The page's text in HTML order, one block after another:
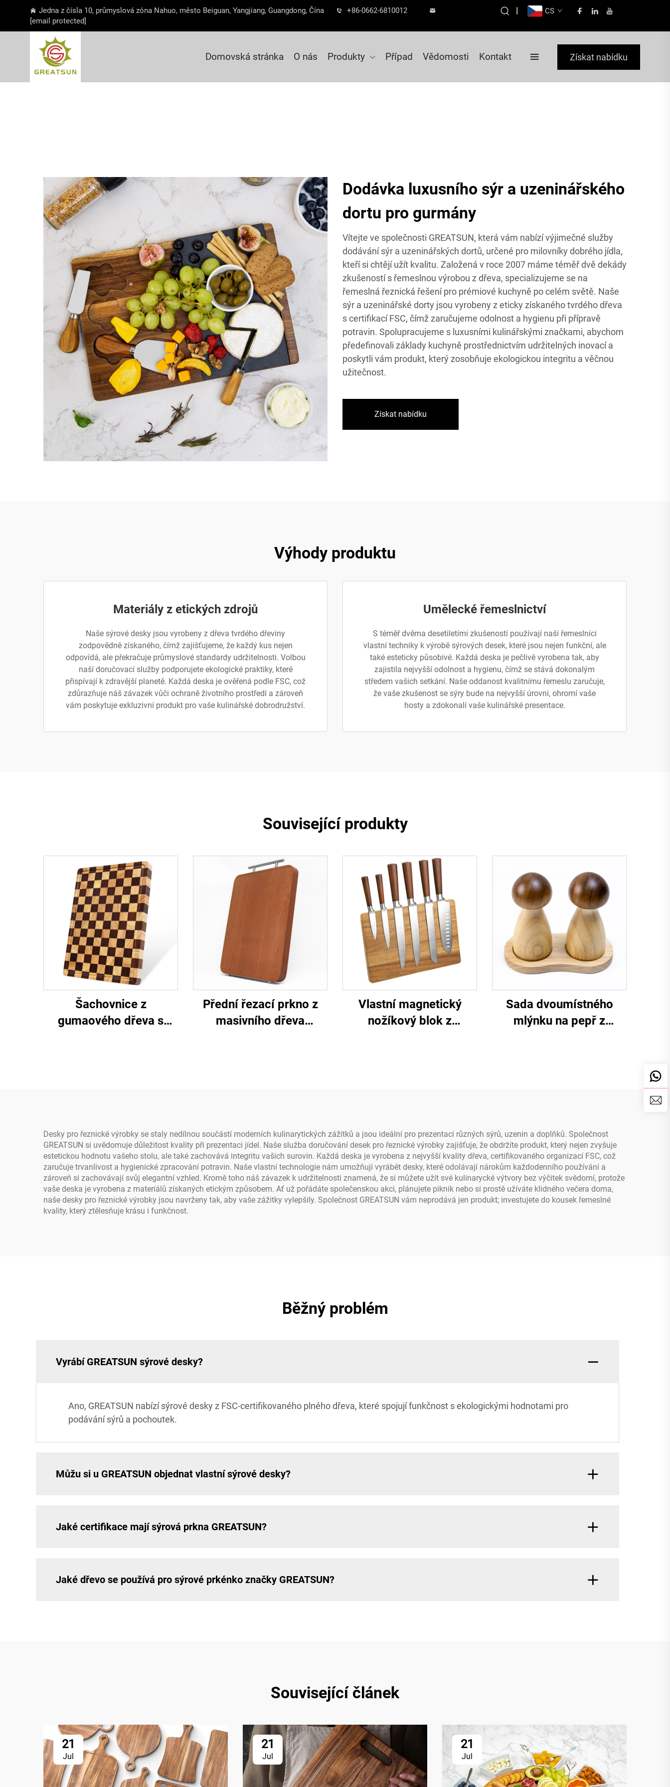
Jedna z čísla 10, průmyslová zóna Nahuo, město Beiguan, Yangjiang, Guangdong, Čína
+86-0662-6810012
[email protected]
| CS
Domovská stránka O nás Produkty Případ Vědomosti Kontakt Získat nabídku
Dodávka luxusního sýr a uzeninářského
dortu pro gurmány
Vítejte ve společnosti GREATSUN, která vám nabízí výjimečné služby
dodávání sýr a uzeninářských dortů, určené pro milovníky dobrého jídla,
kteří si chtějí užít kvalitu. Založená v roce 2007 máme téměř dvě dekády
zkušeností s řemeslnou výrobou z dřeva, specializujeme se na
řemeslná řeznická řešení pro prémiové kuchyně po celém světě. Naše
sýr a uzeninářské dorty jsou vyrobeny z eticky získaného tvrdého dřeva
s certifikací FSC, čímž zaručujeme odolnost a hygienu při přípravě
potravin. Spolupracujeme s luxusními kulinářskými značkami, abychom
předefinovali základy kuchyně prostřednictvím udržitelných inovací a
poskytli vám produkt, který zosobňuje ekologickou integritu a věčnou
užitečnost.
Získat nabídku
Výhody produktu
Materiály z etických zdrojů
Naše sýrové desky jsou vyrobeny z dřeva tvrdého dřeviny
zodpovědně získaného, čímž zajišťujeme, že každý kus nejen
odpovídá, ale překračuje průmyslové standardy udržitelnosti. Volbou
naší doručovací služby podporujete ekologické praktiky, které
přispívají k zdravější planetě. Každá deska je ověřená podle FSC, což
zdůrazňuje náš závazek vůči ochraně životního prostředí a zároveň
vám poskytuje exkluzivní produkt pro vaše kulinářské dobrodružství.
Umělecké řemeslnictví
S téměř dvěma desetiletími zkušeností používají naši řemeslníci
vlastní techniky k výrobě sýrových desek, které jsou nejen funkční, ale
také esteticky působivé. Každá deska je pečlivě vyrobena tak, aby
zajistila nejvyšší odolnost a hygienu, čímž se stává dokonalým
středem vašich setkání. Naše oddanost kvalitnímu řemeslu zaručuje,
že vaše zkušenost se sýry bude na nejvyšší úrovni, ohromí vaše
hosty a zdokonalí vaše kulinářské presentace.
Související produkty
Šachovnice z
gumaového dřeva s
Přední řezací prkno z
masivního dřeva
Vlastní magnetický
nožíkový blok z
Sada dvoumístného
mlýnku na pepř z
Desky pro řeznické výrobky se staly nedílnou součástí moderních kulinarytických zážitků a jsou ideální pro prezentaci různých sýrů, uzenin a doplňků. Společnost
GREATSUN si uvědomuje důležitost kvality při prezentaci jídel. Naše služba doručování desek pro řeznické výrobky zajišťuje, že obdržíte produkt, který nejen zvyšuje
estetickou hodnotu vašeho stolu, ale také zachovává integritu vašich surovin. Každá deska je vyrobena z nejvyšší kvality dřeva, certifikovaného organizací FSC, což
zaručuje trvanlivost a hygienické zpracování potravin. Naše vlastní technologie nám umožňují vyrábět desky, které odolávají nárokům každodenního používání a
zároveň si zachovávají svůj elegantní vzhled. Kromě toho náš závazek k udržitelnosti znamená, že si můžete užít své kulinarycké výtvory bez výčitek svědomí, protože
vaše deska je vyrobena z materiálů získaných etickým způsobem. Ať už pořádáte společenskou akci, plánujete piknik nebo si prostě užíváte klidného večera doma,
naše desky pro řeznické výrobky jsou navrženy tak, aby vaše zážitky vylepšily. Společnost GREATSUN vám neprodává jen produkt; investujete do kousek řemeslné
kvality, který ztělesňuje krásu i funkčnost.
Běžný problém
Vyrábí GREATSUN sýrové desky?
Ano, GREATSUN nabízí sýrové desky z FSC-certifikovaného plného dřeva, které spojují funkčnost s ekologickými hodnotami pro
podávání sýrů a pochoutek.
Můžu si u GREATSUN objednat vlastní sýrové desky?
Jaké certifikace mají sýrová prkna GREATSUN?
Jaké dřevo se používá pro sýrové prkénko značky GREATSUN?
Související článek
21
Jul
21
Jul
21
Jul